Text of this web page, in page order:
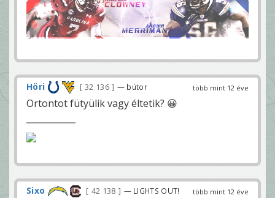
több mint 12 éve
Höri 32 136 — bútor
Ortontot fütyülik vagy éltetik? 😀
több mint 12 éve
Sixo 42 138 — LIGHTS OUT!